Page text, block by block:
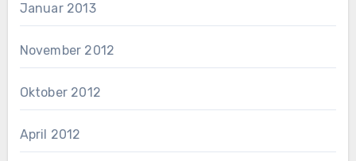
Januar 2013
November 2012
Oktober 2012
April 2012